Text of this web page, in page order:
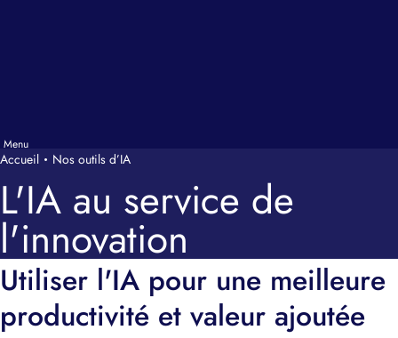
Accueil Nos outils d’IA
L'IA au service de
l'innovation
Utiliser l'IA pour une meilleure
productivité et valeur ajoutée